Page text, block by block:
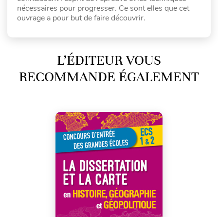
nécessaires pour progresser. Ce sont elles que cet
ouvrage a pour but de faire découvrir.
L’ÉDITEUR VOUS
RECOMMANDE ÉGALEMENT